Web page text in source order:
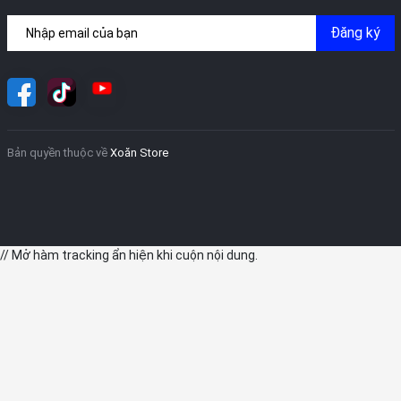
iPhone 12 với nhiều tính năng hay như chụp ảnh thông minh như
tự động lấy nét, nhận diện khuôn mặt,.. mang lại bức ảnh selfie
để chia sẻ với bạn bè.
Về dung lượng pin, có thể nói điện thoại iPhone 12 được trang bị
viên pin có dung lượng 2815 mAh cùng với con chip A14 tiết kiệm
càng về sau tốc độ sẽ giảm dần. Không chỉ sạc nhanh, máy còn
Đăng ký
Bản quyền thuộc về Xoăn Store
// Mở hàm tracking ẩn hiện khi cuộn nội dung.